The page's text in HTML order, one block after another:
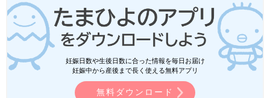
（@me
m.nakano）。
時短節約家くぅちゃんオフィシャルブログ
妊娠日数や生後日数に合った情報を毎日お届け
妊娠中から産後まで長く使える無料アプリ
無料ダウンロード